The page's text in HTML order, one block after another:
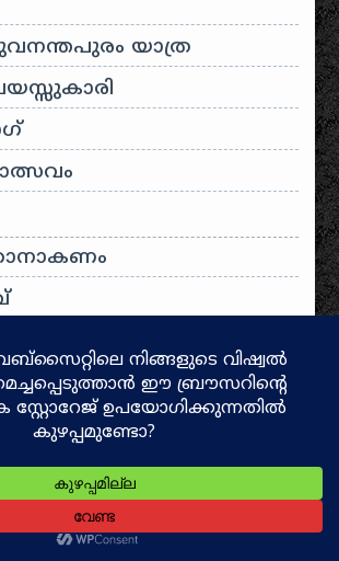
യാത്ര
നായരുടെ കവിതകൾ
കപ്പ്